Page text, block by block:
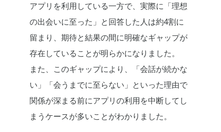
アプリを利用している一方で、実際に「理想
の出会いに至った」と回答した人は約4割に
留まり、期待と結果の間に明確なギャップが
存在していることが明らかになりました。
また、このギャップにより、「会話が続かな
い」「会うまでに至らない」といった理由で
関係が深まる前にアプリの利用を中断してし
まうケースが多いことがわかりました。